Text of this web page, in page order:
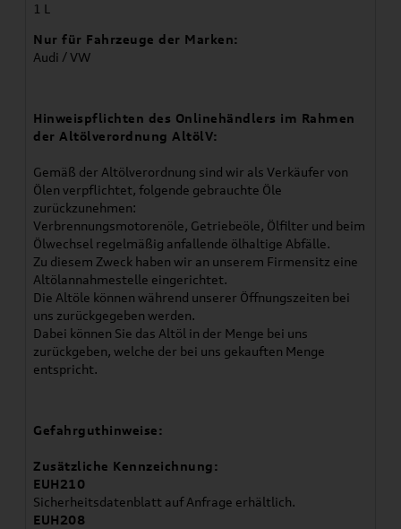
1 L
Nur für Fahrzeuge der Marken:
Audi / VW
Hinweispflichten des Onlinehändlers im Rahmen
der Altölverordnung AltölV:
Gemäß der Altölverordnung sind wir als Verkäufer von
Ölen verpflichtet, folgende gebrauchte Öle
zurückzunehmen:
Verbrennungsmotorenöle, Getriebeöle, Ölfilter und beim
Ölwechsel regelmäßig anfallende ölhaltige Abfälle.
Zu diesem Zweck haben wir an unserem Firmensitz eine
Altölannahmestelle eingerichtet.
Die Altöle können während unserer Öffnungszeiten bei
uns zurückgegeben werden.
Dabei können Sie das Altöl in der Menge bei uns
zurückgeben, welche der bei uns gekauften Menge
entspricht.
Gefahrguthinweise:
Zusätzliche Kennzeichnung:
EUH210
Sicherheitsdatenblatt auf Anfrage erhältlich.
EUH208